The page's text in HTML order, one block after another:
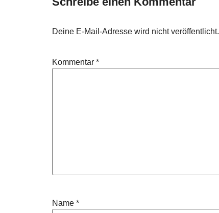
Deine E-Mail-Adresse wird nicht veröffentlicht.
Kommentar *
Name *